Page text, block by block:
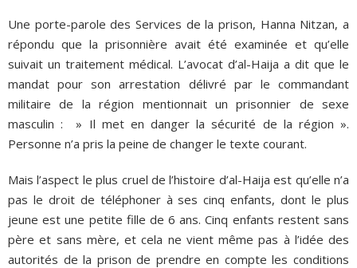
Une porte-parole des Services de la prison, Hanna Nitzan, a
répondu que la prisonnière avait été examinée et qu’elle
suivait un traitement médical. L’avocat d’al-Haija a dit que le
mandat pour son arrestation délivré par le commandant
militaire de la région mentionnait un prisonnier de sexe
masculin : » Il met en danger la sécurité de la région ».
Personne n’a pris la peine de changer le texte courant.
Mais l’aspect le plus cruel de l’histoire d’al-Haija est qu’elle n’a
pas le droit de téléphoner à ses cinq enfants, dont le plus
jeune est une petite fille de 6 ans. Cinq enfants restent sans
père et sans mère, et cela ne vient même pas à l’idée des
autorités de la prison de prendre en compte les conditions